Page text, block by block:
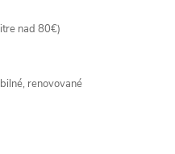
nad 80€)
renovované